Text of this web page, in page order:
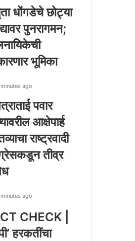
धोंगडेचे छोट्या
पुनरागमन;
भूमिका
ago
पवार
आक्षेपार्ह
राष्ट्रवादी
तीव्र
ago
CHECK |
हरकतींचा